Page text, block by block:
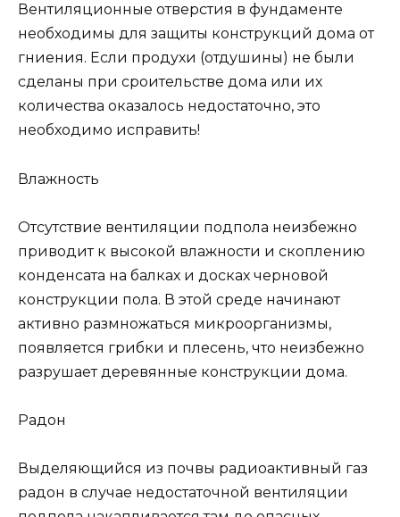
Вентиляционные отверстия в фундаменте
необходимы для защиты конструкций дома от
гниения. Если продухи (отдушины) не были
сделаны при сроительстве дома или их
количества оказалось недостаточно, это
необходимо исправить!
Влажность
Отсутствие вентиляции подпола неизбежно
приводит к высокой влажности и скоплению
конденсата на балках и досках черновой
конструкции пола. В этой среде начинают
активно размножаться микроорганизмы,
появляется грибки и плесень, что неизбежно
разрушает деревянные конструкции дома.
Радон
Выделяющийся из почвы радиоактивный газ
радон в случае недостаточной вентиляции